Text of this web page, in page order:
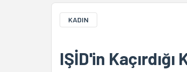
KADIN
IŞİD'in Kaçırdığı